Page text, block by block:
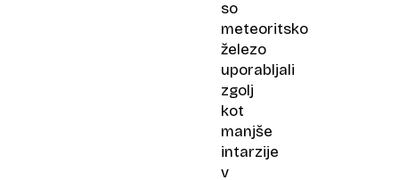
so
meteoritsko
železo
uporabljali
zgolj
kot
manjše
intarzije
v